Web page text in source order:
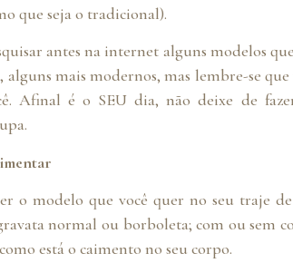
que seja o tradicional).
antes na internet alguns modelos
alguns mais modernos, mas lembre-se
Afinal é o SEU dia, não deixe de
o modelo que você quer no seu traje
normal ou borboleta; com ou sem
está o caimento no seu corpo.